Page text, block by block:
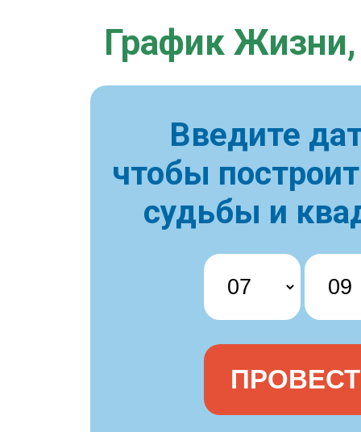
График Жизни,
Введите
чтобы
судьбы и